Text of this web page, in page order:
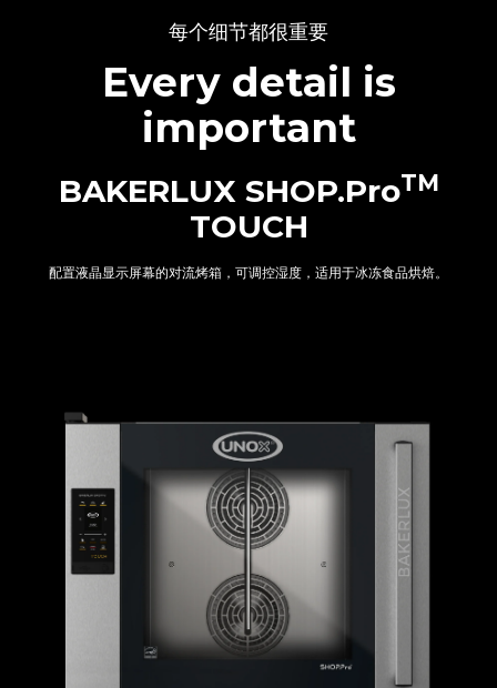
每个细节都很重要
Every detail is
important
BAKERLUX SHOP.ProTM
TOUCH
配置液晶显示屏幕的对流烤箱，可调控湿度，适用于冰冻食品烘焙。